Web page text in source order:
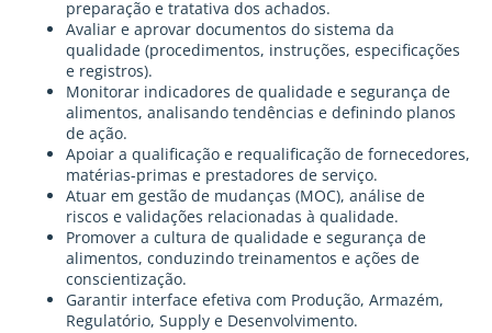
preparação e tratativa dos achados.
Avaliar e aprovar documentos do sistema da
qualidade (procedimentos, instruções, especificações
e registros).
Monitorar indicadores de qualidade e segurança de
alimentos, analisando tendências e definindo planos
de ação.
Apoiar a qualificação e requalificação de fornecedores,
matérias-primas e prestadores de serviço.
Atuar em gestão de mudanças (MOC), análise de
riscos e validações relacionadas à qualidade.
Promover a cultura de qualidade e segurança de
alimentos, conduzindo treinamentos e ações de
conscientização.
Garantir interface efetiva com Produção, Armazém,
Regulatório, Supply e Desenvolvimento.